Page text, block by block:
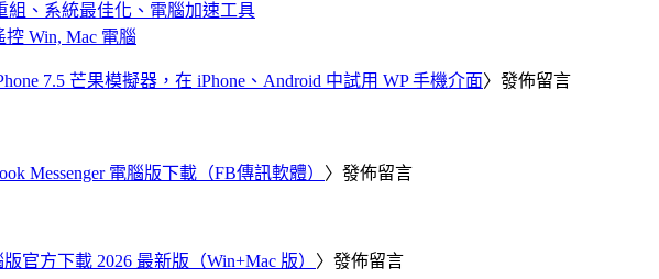
組、系統最佳化、電腦加速工具
Win, Mac 電腦
7.5 芒果模擬器，在 iPhone、Android 中試用 WP 手機介面〉發佈留言
Messenger 電腦版下載（FB傳訊軟體） 〉發佈留言
官方下載 2026 最新版（Win+Mac 版） 〉發佈留言